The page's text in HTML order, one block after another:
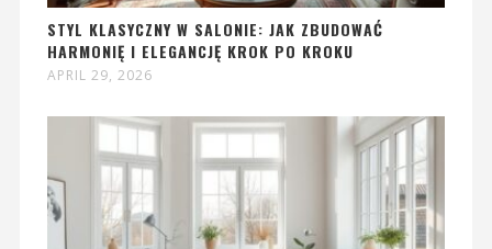
STYL KLASYCZNY W SALONIE: JAK ZBUDOWAĆ
HARMONIĘ I ELEGANCJĘ KROK PO KROKU
APRIL 29, 2026